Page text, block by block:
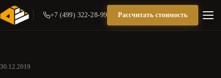
+7 (499) 322-28-99 Рассчитать стоимость
30.12.2019